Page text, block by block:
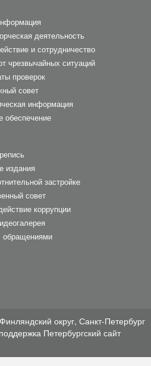
деятельность
и сотрудничество
чрезвычайных ситуаций
проверок
совет
информация
обеспечение
издания
застройке
совет
коррупции
обращениями
округ, Санкт-Петербург
Петербургский сайт